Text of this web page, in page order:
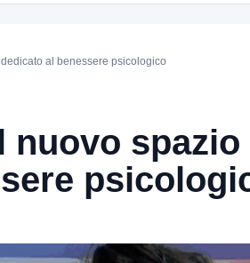
al benessere psicologico
spazio